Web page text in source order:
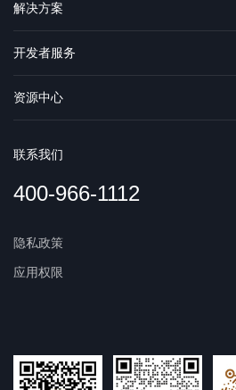
解决方案
开发者服务
资源中心
联系我们
400-966-1112
隐私政策
应用权限